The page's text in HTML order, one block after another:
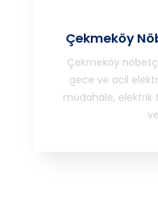
Çekmeköy
Çekmeköy
gece ve acil
müdahale, elektrik